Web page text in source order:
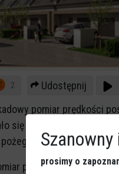
2
Udostępnij
pomiar prędkości
się kierowcom
się z
prędkości została
prosimy o